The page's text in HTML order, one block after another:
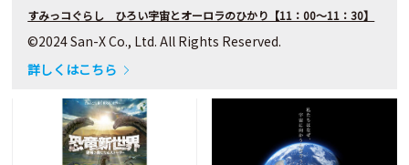
すみっコぐらし ひろい宇宙とオーロラのひかり【11：00～11：30】
©2024 San-X Co., Ltd. All Rights Reserved.
詳しくはこちら